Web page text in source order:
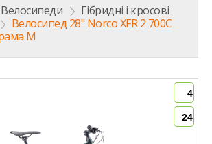
Велосипеди > Гібридні і кросові
> Велосипед 28" Norco XFR 2 700C
М
4
24